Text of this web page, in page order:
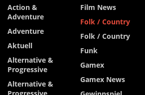
Action &
Adventure
Adventure
Aktuell
Alternative &
Progressive
Alternative &
Progressive
Film News
Folk / Country
Folk / Country
Funk
Gamex
Gamex News